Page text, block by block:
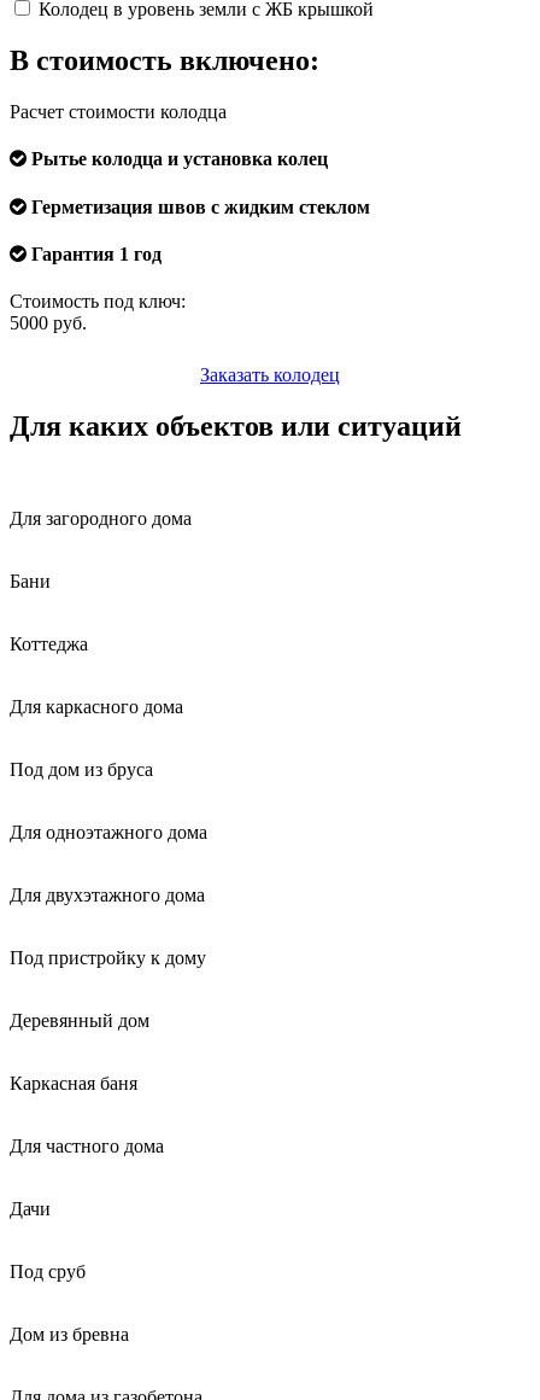
Колодец в уровень земли с ЖБ крышкой
В стоимость включено:
Расчет стоимости колодца
Рытье колодца и установка колец
Герметизация швов с жидким стеклом
Гарантия 1 год
Стоимость под ключ:
5000 руб.
Заказать колодец
Для каких объектов или ситуаций
Для загородного дома
Бани
Коттеджа
Для каркасного дома
Под дом из бруса
Для одноэтажного дома
Для двухэтажного дома
Под пристройку к дому
Деревянный дом
Каркасная баня
Для частного дома
Дачи
Под сруб
Дом из бревна